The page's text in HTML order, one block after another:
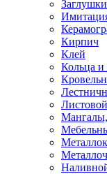
Кирпич
Клей
Кольца